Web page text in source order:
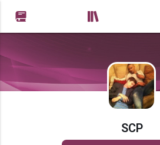
SCP